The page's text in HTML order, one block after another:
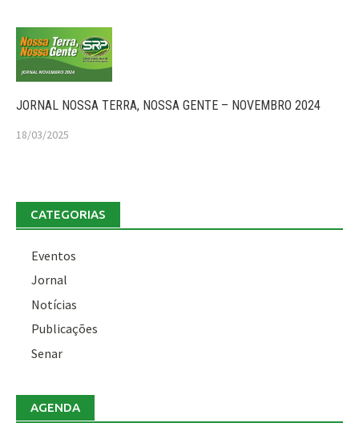
JORNAL NOSSA TERRA, NOSSA GENTE – NOVEMBRO 2024
18/03/2025
CATEGORIAS
Eventos
Jornal
Notícias
Publicações
Senar
AGENDA